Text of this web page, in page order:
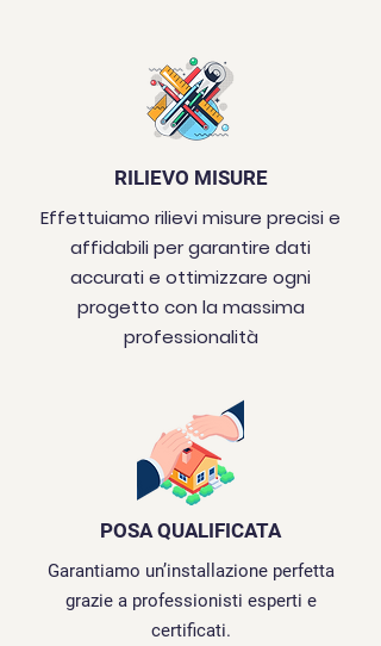
RILIEVO MISURE
Effettuiamo rilievi misure precisi e
affidabili per garantire dati
accurati e ottimizzare ogni
progetto con la massima
professionalità
POSA QUALIFICATA
Garantiamo un’installazione perfetta
grazie a professionisti esperti e
certificati.